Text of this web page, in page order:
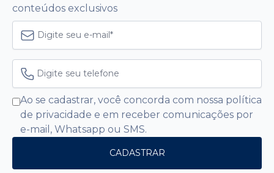
conteúdos exclusivos
Ao se cadastrar, você concorda com nossa política
de privacidade e em receber comunicações por
e-mail, Whatsapp ou SMS.
CADASTRAR